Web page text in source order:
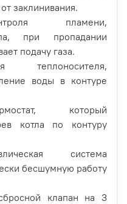
заклинивания.
пламени,
при пропадании
подачу газа.
теплоносителя,
воды в контуре
который
котла по контуру
система
бесшумную работу
клапан на 3